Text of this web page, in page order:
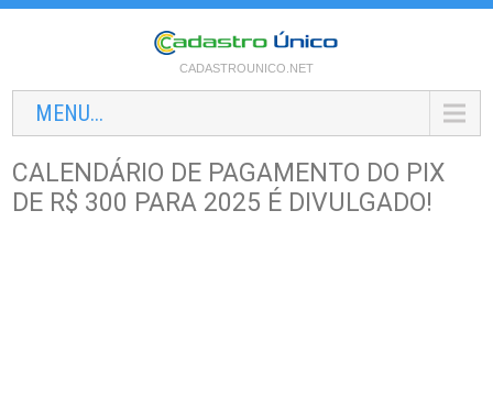
CADASTROUNICO.NET
MENU...
CALENDÁRIO DE PAGAMENTO DO PIX
DE R$ 300 PARA 2025 É DIVULGADO!